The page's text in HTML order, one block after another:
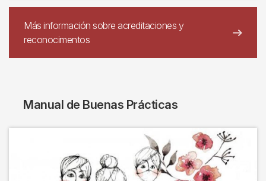
Más información sobre acreditaciones y
reconocimentos
Manual de Buenas Prácticas